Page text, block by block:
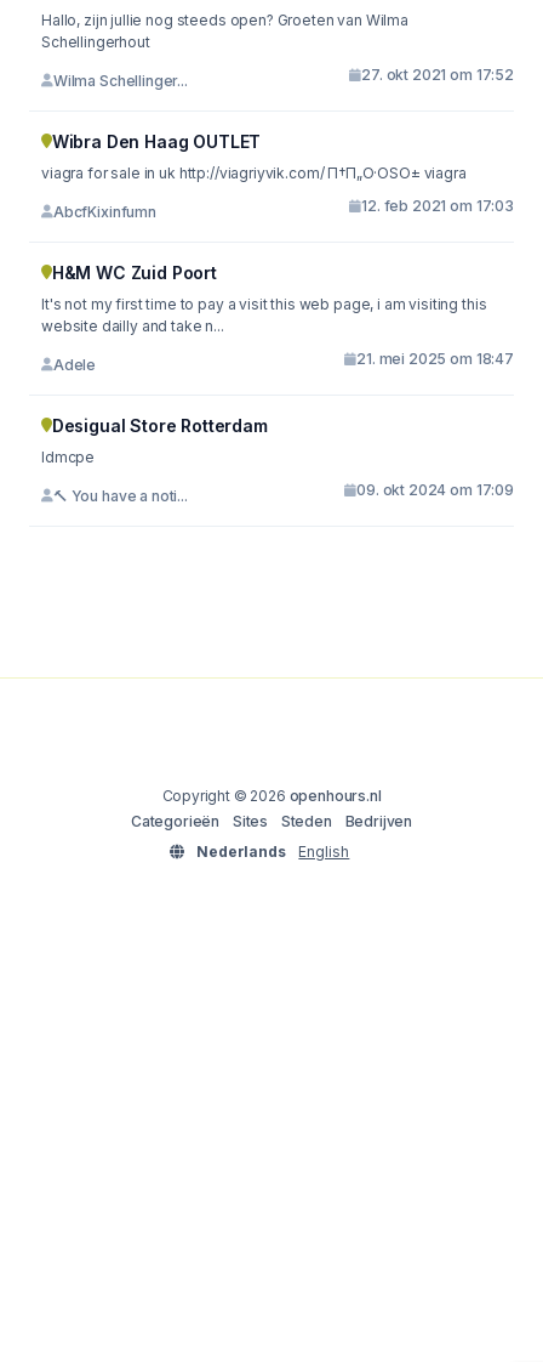
Hallo, zijn jullie nog steeds open? Groeten van Wilma
Schellingerhout
Wilma Schellinger... 27. okt 2021 om 17:52
Wibra Den Haag OUTLET
viagra for sale in uk http://viagriyvik.com/ П†П„О·ОЅО± viagra
AbcfKixinfumn 12. feb 2021 om 17:03
H&M WC Zuid Poort
It's not my first time to pay a visit this web page, i am visiting this
website dailly and take n...
Adele 21. mei 2025 om 18:47
Desigual Store Rotterdam
ldmcpe
🔨 You have a noti... 09. okt 2024 om 17:09
Copyright © 2026 openhours.nl
Categorieën
Sites Steden
Bedrijven
Nederlands
English